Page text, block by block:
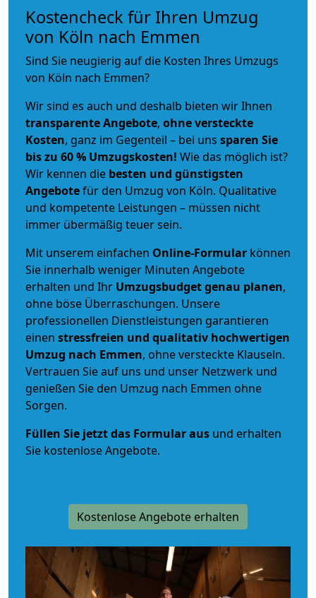
Kostencheck für Ihren Umzug
von Köln nach Emmen
Sind Sie neugierig auf die Kosten Ihres Umzugs
von Köln nach Emmen?
Wir sind es auch und deshalb bieten wir Ihnen
transparente Angebote, ohne versteckte
Kosten, ganz im Gegenteil – bei uns sparen Sie
bis zu 60 % Umzugskosten! Wie das möglich ist?
Wir kennen die besten und günstigsten
Angebotefür den Umzug von Köln. Qualitative
und kompetente Leistungen – müssen nicht
immer übermäßig teuer sein.
Mit unserem einfachen Online-Formular können
Sie innerhalb weniger Minuten Angebote
erhalten und Ihr Umzugsbudgetgenau planen,
ohne böse Überraschungen. Unsere
professionellen Dienstleistungen garantieren
einen stressfreien und qualitativ hochwertigen
Umzug nach Emmen, ohne versteckte Klauseln.
Vertrauen Sie auf uns und unser Netzwerk und
genießen Sie den Umzug nach Emmen ohne
Sorgen.
Füllen Sie jetzt das Formular aus und erhalten
Sie kostenlose Angebote.
Kostenlose Angebote erhalten